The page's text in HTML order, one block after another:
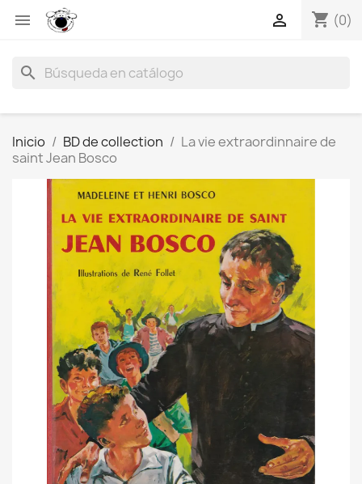
 shopping_cart (0)

search
Inicio BD de collection
La vie extraordinnaire de
saint Jean Bosco